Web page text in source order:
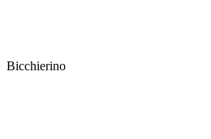
Bicchierino